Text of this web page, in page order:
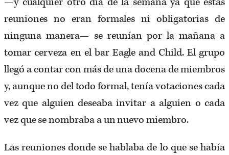
reuniones no eran formales ni obligatorias de
ninguna manera— se reunían por la mañana a
tomar cerveza en el bar Eagle and Child. El grupo
llegó a contar con más de una docena de miembros
y, aunque no del todo formal, tenía votaciones cada
vez que alguien deseaba invitar a alguien o cada
vez que se nombraba a un nuevo miembro.
Las reuniones donde se hablaba de lo que se había